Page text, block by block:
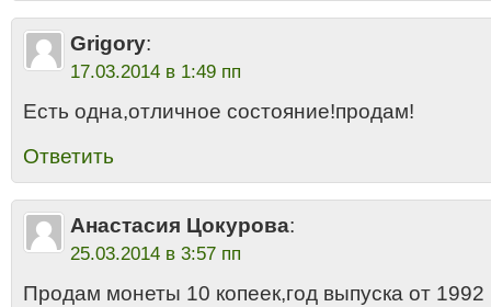
Grigory:
17.03.2014 в 1:49 пп
Есть одна,отличное состояние!продам!
Ответить
Анастасия Цокурова:
25.03.2014 в 3:57 пп
Продам монеты 10 копеек,год выпуска от